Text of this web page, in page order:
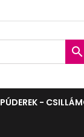

PÚDEREK -